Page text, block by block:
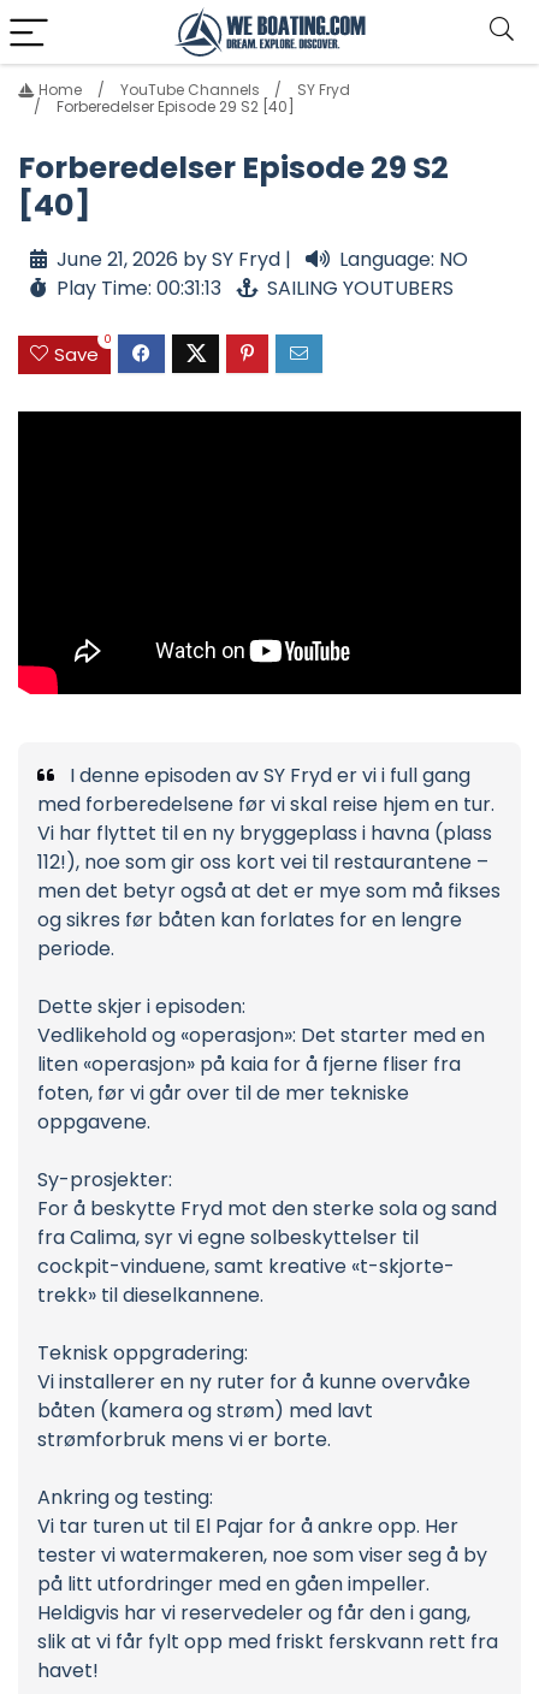
Home YouTube Channels
SY Fryd
Forberedelser Episode 29 S2 [40]
Forberedelser Episode 29 S2
[40]
June 21, 2026 by SY Fryd |
Language: NO
Play Time: 00:31:13
SAILING YOUTUBERS
Save
0
I denne episoden av SY Fryd er vi i full gang
med forberedelsene før vi skal reise hjem en tur.
Vi har flyttet til en ny bryggeplass i havna (plass
112!), noe som gir oss kort vei til restaurantene –
men det betyr også at det er mye som må fikses
og sikres før båten kan forlates for en lengre
periode.
Dette skjer i episoden:
Vedlikehold og «operasjon»: Det starter med en
liten «operasjon» på kaia for å fjerne fliser fra
foten, før vi går over til de mer tekniske
oppgavene.
Sy-prosjekter:
For å beskytte Fryd mot den sterke sola og sand
fra Calima, syr vi egne solbeskyttelser til
cockpit-vinduene, samt kreative «t-skjorte-
trekk» til dieselkannene.
Teknisk oppgradering:
Vi installerer en ny ruter for å kunne overvåke
båten (kamera og strøm) med lavt
strømforbruk mens vi er borte.
Ankring og testing:
Vi tar turen ut til El Pajar for å ankre opp. Her
tester vi watermakeren, noe som viser seg å by
på litt utfordringer med en gåen impeller.
Heldigvis har vi reservedeler og får den i gang,
slik at vi får fylt opp med friskt ferskvann rett fra
havet!